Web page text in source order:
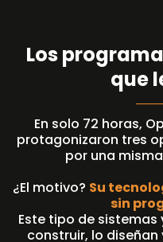
Los
que
En solo 72 horas,
protagonizaron tres
por una
¿El motivo? Su
sin
Este tipo de sistemas
construir, lo diseñan